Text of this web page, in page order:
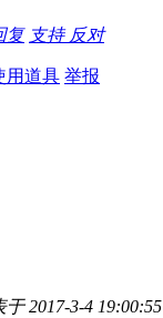
复 支持 反对
用道具 举报
于 2017-3-4 19:00:55